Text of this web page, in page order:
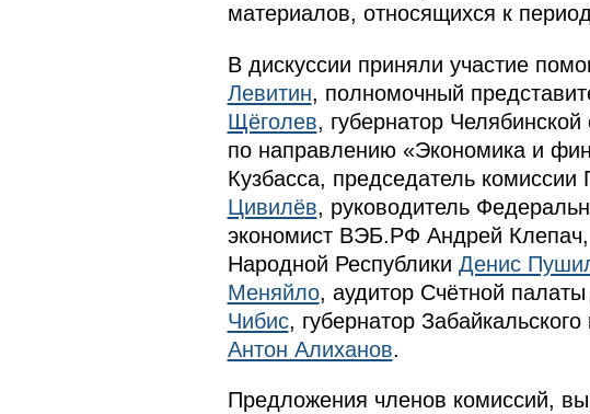
материалов, относящихся к
В дискуссии приняли участие
Левитин, полномочный
Щёголев, губернатор
по направлению «Экономика и
Кузбасса, председатель
Цивилёв, руководитель
экономист ВЭБ.РФ Андрей
Народной Республики Денис
Меняйло, аудитор Счётной
Чибис, губернатор Забайкальского
Антон Алиханов.
Предложения членов комиссий,